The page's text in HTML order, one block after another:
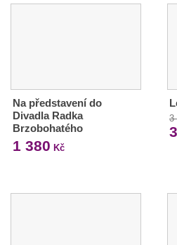
Na představení do
Divadla Radka
Brzobohatého
1 380 Kč
3